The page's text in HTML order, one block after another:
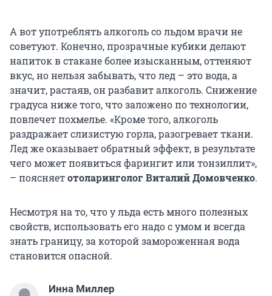
А вот употреблять алкоголь со льдом врачи не
советуют. Конечно, прозрачные кубики делают
напиток в стакане более изысканным, оттеняют
вкус, но нельзя забывать, что лед – это вода, а
значит, растаяв, он разбавит алкоголь. Снижение
градуса ниже того, что заложено по технологии,
повлечет похмелье. «Кроме того, алкоголь
раздражает слизистую горла, разогревает ткани.
Лед же оказывает обратный эффект, в результате
чего может появиться фарингит или тонзиллит»,
– поясняетотоларинголог Виталий Домовченко.
Несмотря на то, что у льда есть много полезных
свойств, использовать его надо с умом и всегда
знать границу, за которой замороженная вода
становится опасной.
Инна Миллер